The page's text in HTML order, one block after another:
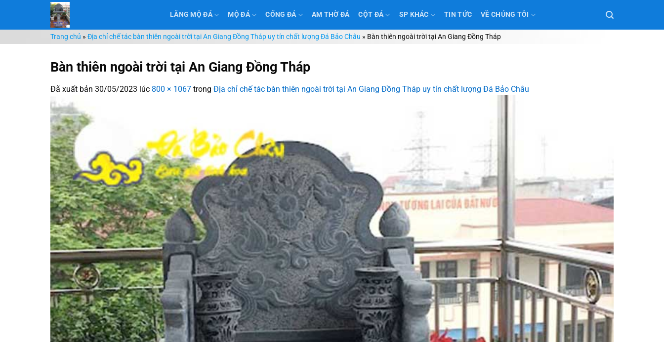
nội
dung
LĂNG MỘ ĐÁ MỘ ĐÁ CỔNG ĐÁ AM THỜ ĐÁ CỘT ĐÁ SP KHÁC TIN TỨC VỀ CHÚNG TÔI
Trang chủ » Địa chỉ chế tác bàn thiên ngoài trời tại An Giang Đồng Tháp uy tín chất lượng Đá Bảo Châu » Bàn thiên ngoài trời tại An Giang Đồng Tháp
Bàn thiên ngoài trời tại An Giang Đồng Tháp
Đã xuất bản 30/05/2023 lúc 800 × 1067 trong Địa chỉ chế tác bàn thiên ngoài trời tại An Giang Đồng Tháp uy tín chất lượng Đá Bảo Châu